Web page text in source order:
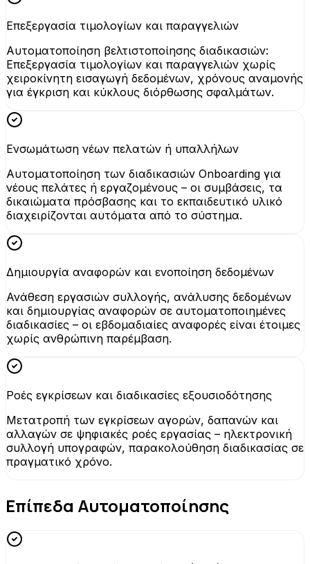
Επεξεργασία τιμολογίων και παραγγελιών
Αυτοματοποίηση βελτιστοποίησης διαδικασιών:
Επεξεργασία τιμολογίων και παραγγελιών χωρίς
χειροκίνητη εισαγωγή δεδομένων, χρόνους αναμονής
για έγκριση και κύκλους διόρθωσης σφαλμάτων.
Ενσωμάτωση νέων πελατών ή υπαλλήλων
Αυτοματοποίηση των διαδικασιών Onboarding για
νέους πελάτες ή εργαζομένους – οι συμβάσεις, τα
δικαιώματα πρόσβασης και το εκπαιδευτικό υλικό
διαχειρίζονται αυτόματα από το σύστημα.
Δημιουργία αναφορών και ενοποίηση δεδομένων
Ανάθεση εργασιών συλλογής, ανάλυσης δεδομένων
και δημιουργίας αναφορών σε αυτοματοποιημένες
διαδικασίες – οι εβδομαδιαίες αναφορές είναι έτοιμες
χωρίς ανθρώπινη παρέμβαση.
Ροές εγκρίσεων και διαδικασίες εξουσιοδότησης
Μετατροπή των εγκρίσεων αγορών, δαπανών και
αλλαγών σε ψηφιακές ροές εργασίας – ηλεκτρονική
συλλογή υπογραφών, παρακολούθηση διαδικασίας σε
πραγματικό χρόνο.
Επίπεδα Αυτοματοποίησης